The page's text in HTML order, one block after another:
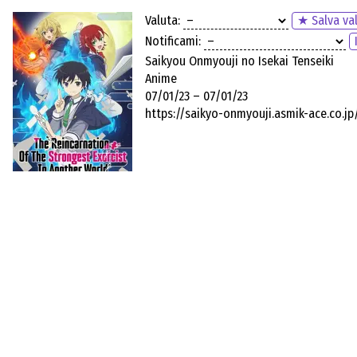
Valuta:
★ Salva
Notificami:
Saikyou Onmyouji no Isekai Tenseiki
Anime
07/01/23 – 07/01/23
https://saikyo-onmyouji.asmik-